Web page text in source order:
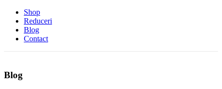
Shop
Reduceri
Blog
Contact
Blog